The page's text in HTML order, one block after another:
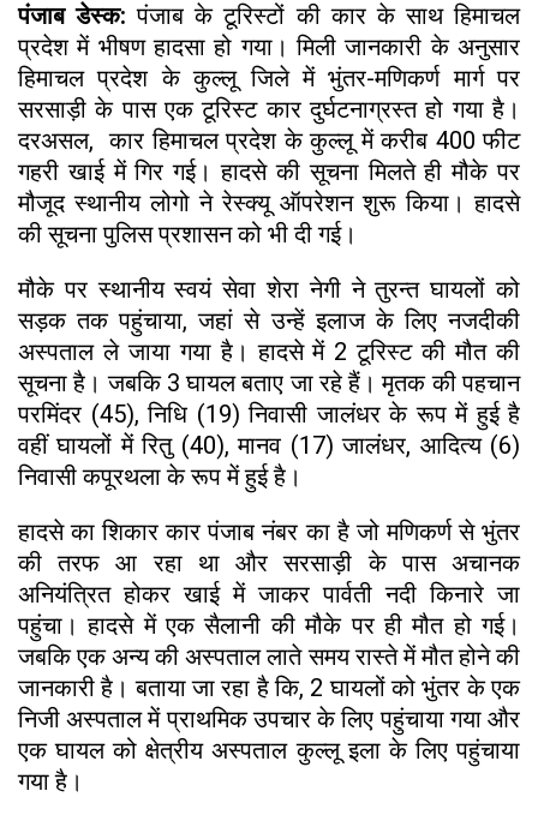
पंजाब डेस्क:पंजाब के टूरिस्टों की कार के साथ हिमाचल
प्रदेश में भीषण हादसा हो गया। मिली जानकारी के अनुसार
हिमाचल प्रदेश के कुल्लू जिले में भुंतर-मणिकर्ण मार्ग पर
सरसाड़ी के पास एक टूरिस्ट कार दुर्घटनाग्रस्त हो गया है।
दरअसल, कार हिमाचल प्रदेश के कुल्लू में करीब 400 फीट
गहरी खाई में गिर गई। हादसे की सूचना मिलते ही मौके पर
मौजूद स्थानीय लोगो ने रेस्क्यू ऑपरेशन शुरू किया। हादसे
की सूचना पुलिस प्रशासन को भी दी गई।
मौके पर स्थानीय स्वयं सेवा शेरा नेगी ने तुरन्त घायलों को
सड़क तक पहुंचाया, जहां से उन्हें इलाज के लिए नजदीकी
अस्पताल ले जाया गया है। हादसे में 2 टूरिस्ट की मौत की
सूचना है। जबकि 3 घायल बताए जा रहे हैं। मृतक की पहचान
परमिंदर (45), निधि (19) निवासी जालंधर के रूप में हुई है
वहीं घायलों में रितु (40), मानव (17) जालंधर, आदित्य (6)
निवासी कपूरथला के रूप में हुई है।
हादसे का शिकार कार पंजाब नंबर का है जो मणिकर्ण से भुंतर
की तरफ आ रहा था और सरसाड़ी के पास अचानक
अनियंत्रित होकर खाई में जाकर पार्वती नदी किनारे जा
पहुंचा। हादसे में एक सैलानी की मौके पर ही मौत हो गई।
जबकि एक अन्य की अस्पताल लाते समय रास्ते में मौत होने की
जानकारी है। बताया जा रहा है कि, 2 घायलों को भुंतर के एक
निजी अस्पताल में प्राथमिक उपचार के लिए पहुंचाया गया और
एक घायल को क्षेत्रीय अस्पताल कुल्लू इला के लिए पहुंचाया
गया है।